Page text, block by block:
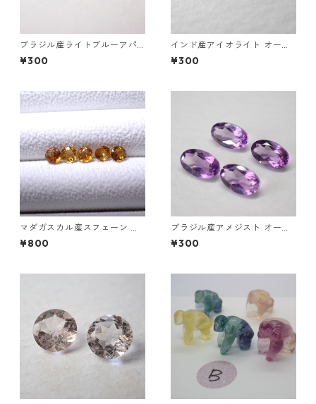
ブラジル産ライトブルーアパ
タイト ラウンドカットルース
直径3.5mm 前後
¥300
インド産アイオライト オーバ
ルカボション0.25ct前後 5mm
*3mm前後
¥300
マダガスカル産スフェーン ラ
ウンドカットルース 0.45ct前
後 4.5mm
¥800
ブラジル産アメジスト オーバ
ルカットルース 0.2ct前後 5m
m*3mm前後
¥300